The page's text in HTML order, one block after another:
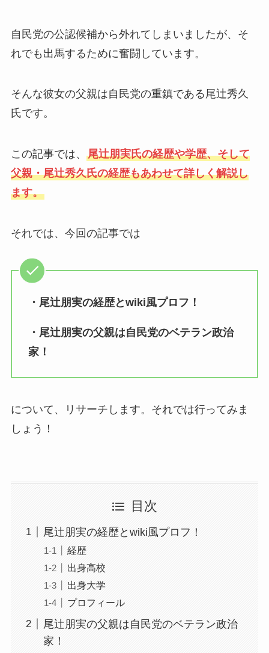
自民党の公認候補から外れてしまいましたが、そ
れでも出馬するために奮闘しています。
そんな彼女の父親は自民党の重鎮である尾辻秀久
氏です。
この記事では、 尾辻朋実氏の経歴や学歴、そして
父親・尾辻秀久氏の経歴もあわせて詳しく解説し
ます。
それでは、今回の記事では
・尾辻朋実の経歴とwiki風プロフ！
・尾辻朋実の父親は自民党のベテラン政治
家！
について、リサーチします。それでは行ってみま
しょう！
目次
尾辻朋実の経歴とwiki風プロフ！
経歴
出身高校
出身大学
プロフィール
尾辻朋実の父親は自民党のベテラン政治
家！